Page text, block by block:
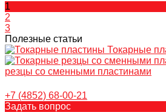
1
2
3
Полезные статьи
Токарные
резцы со сменными пластинами
+7 (4852) 68-00-21
Задать вопрос